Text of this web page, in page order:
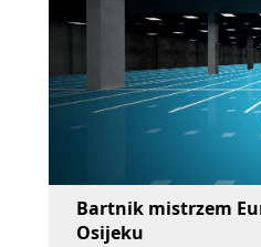
Bartnik mistrzem
Osijeku